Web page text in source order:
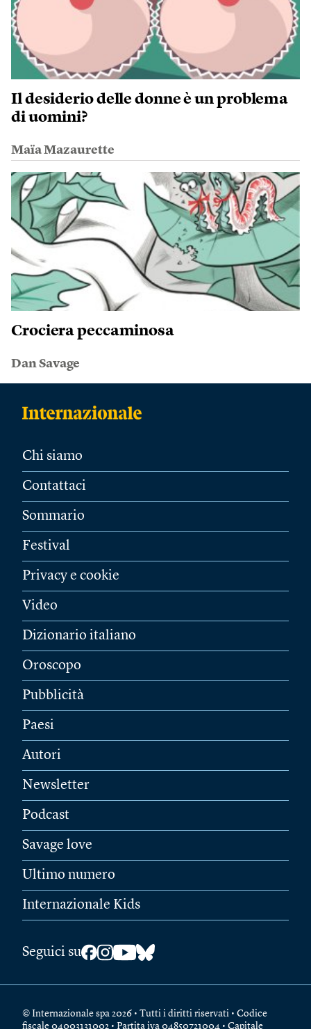
Il desiderio delle donne è un problema
di uomini?
Maïa Mazaurette
Crociera peccaminosa
Dan Savage
Chi siamo
Contattaci
Sommario
Festival
Privacy e cookie
Video
Dizionario italiano
Oroscopo
Pubblicità
Paesi
Autori
Newsletter
Podcast
Savage love
Ultimo numero
Internazionale Kids
Seguici su
© Internazionale spa 2026 • Tutti i diritti riservati • Codice
fiscale 04003131002 • Partita iva 04850721004 • Capitale